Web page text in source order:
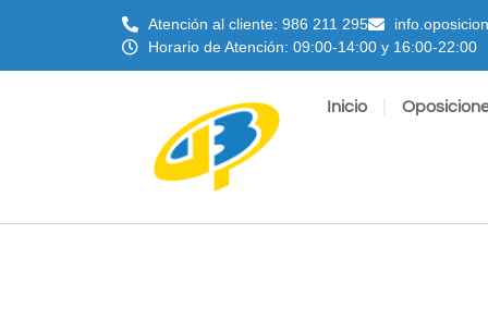
Atención al cliente: 986 211 295
Horario de Atención: 09:00-14:00 y 16:00-22:00
Inicio